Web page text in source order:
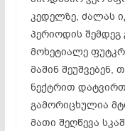
კედელზე, ძალას
პერიოდის შემდეგ
მოხეტიალე
მაშინ შეუშვებენ,
ნექტრით
გამორიცხულია
მათი შეღწევა